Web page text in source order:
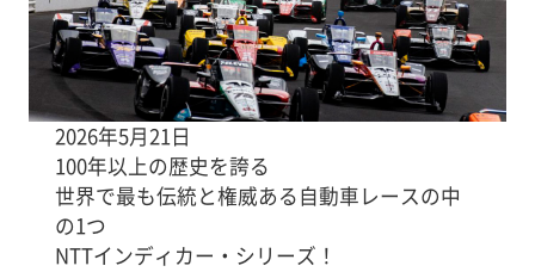
2026年5月21日
100年以上の歴史を誇る
世界で最も伝統と権威ある自動車レースの中
の1つ
NTTインディカー・シリーズ！